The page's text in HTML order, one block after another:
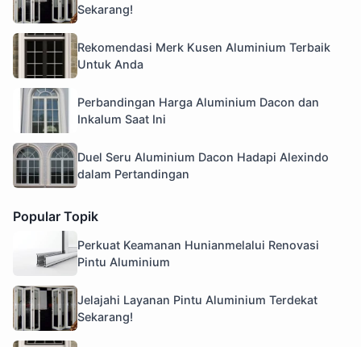
Sekarang!
Rekomendasi Merk Kusen Aluminium Terbaik
Untuk Anda
Perbandingan Harga Aluminium Dacon dan
Inkalum Saat Ini
Duel Seru Aluminium Dacon Hadapi Alexindo
dalam Pertandingan
Popular Topik
Perkuat Keamanan Hunianmelalui Renovasi
Pintu Aluminium
Jelajahi Layanan Pintu Aluminium Terdekat
Sekarang!